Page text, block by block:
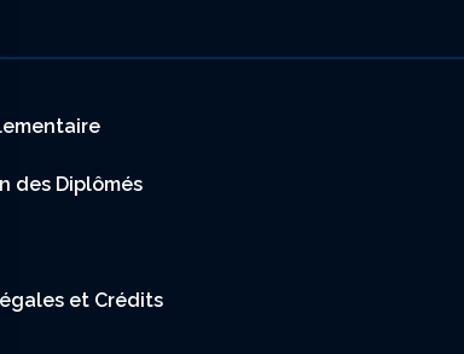
des Diplômés
et Crédits